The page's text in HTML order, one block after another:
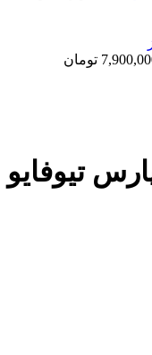
تومان
تیوفایو